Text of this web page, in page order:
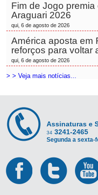
Fim de Jogo
Araguari 2026
qui, 6 de agosto de 2026
América aposta em
reforços para voltar
qui, 6 de agosto de 2026
> > Veja mais notícias...
Assinaturas e
34 3241-2465
Segunda a sexta-